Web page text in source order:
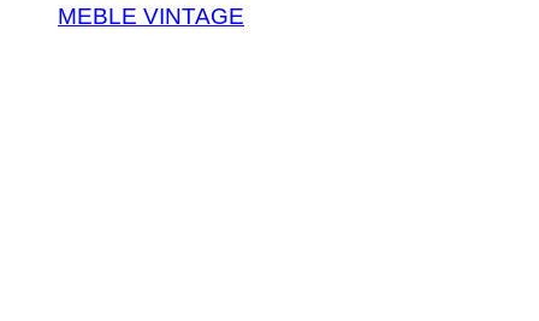
MEBLE VINTAGE